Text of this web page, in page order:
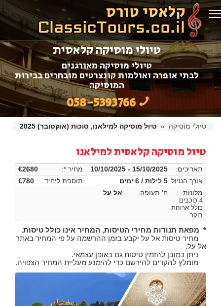
טיולי מוסיקה קלאסית
טיולי מוסיקה מאורגנים
לבתי אופרה ואולמות קונצרטים מובחרים בבירות
המוסיקה
058-5393766
טיולי מוסיקה » טיול מוסיקה למילאנו, סוכות (אוקטובר) 2025
טיול מוסיקה קלאסית למילאנו
תאריכים: 10/10/2025 - 15/10/2025 מחיר *:
€2680
אורך הטיול: 5 לילות / 6 ימים תוספת ליחיד:
€780
מלונות:
4 כוכבים
כולל ארוחת
בוקר
ח' תעופה: אל על
* מפאת תנודות מחירי הטיסות, המחיר אינו כולל טיסות.
מחיר טיסות אל על יקבע בזמן ההרשמה על פי המחיר באתר
אל על.
ניתן כמובן להזמין טיסות גם באופן עצמאי.
מומלץ להקדים להירשם כדי להימנע מעליית המחיר הצפויה.